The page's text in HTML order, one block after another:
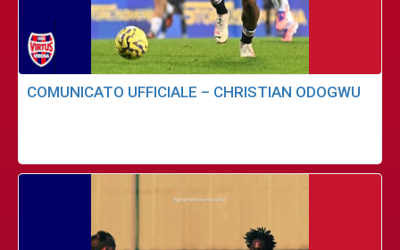
COMUNICATO UFFICIALE – CHRISTIAN ODOGWU